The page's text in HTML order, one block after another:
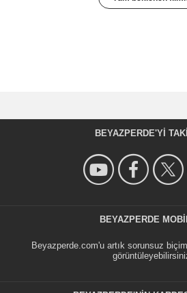
BEYAZPERDE'YI
BEYAZPERDE
Beyazperde.com'u artık sorunsuz